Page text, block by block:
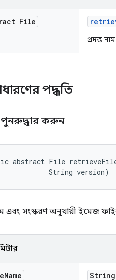
File
প্রদত্ত
পদ্ধতি
করুন
abstract File retrieveFile
String version)
এবং সংস্করণ অনুযায়ী ইমেজ
Name String